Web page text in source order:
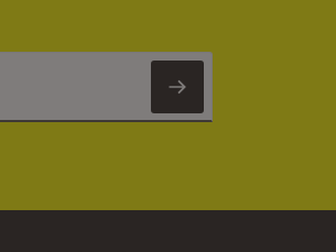
Newsletter